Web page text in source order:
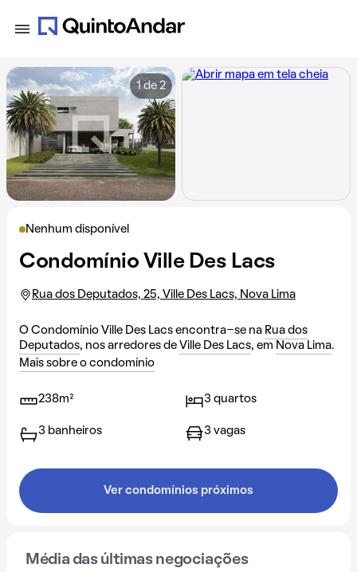
Nenhum disponível
Condomínio Ville Des Lacs
Rua dos Deputados, 25, Ville Des Lacs, Nova Lima
O Condomínio Ville Des Lacs encontra-se na Rua dos
Deputados, nos arredores de Ville Des Lacs, em Nova Lima.
Mais sobre o condomínio
238m² 3 quartos
3 banheiros 3 vagas
Ver condomínios próximos
Média das últimas negociações
1 de 2